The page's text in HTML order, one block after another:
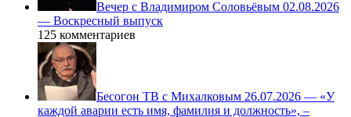
Вечер с Владимиром Соловьёвым 02.08.2026
— Воскресный выпуск
125 комментариев
Бесогон ТВ с Михалковым 26.07.2026 — «У
каждой аварии есть имя, фамилия и должность», –